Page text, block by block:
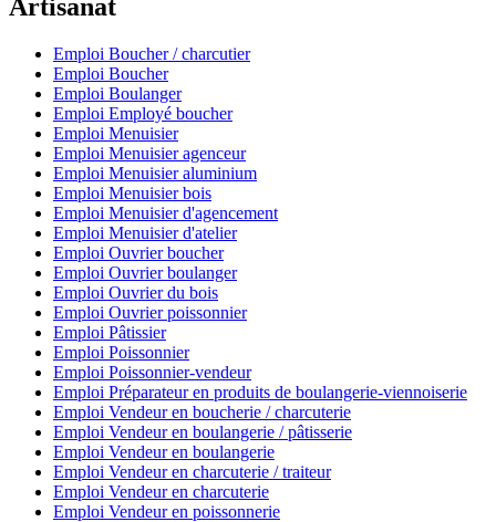
Artisanat
Emploi Boucher / charcutier
Emploi Boucher
Emploi Boulanger
Emploi Employé boucher
Emploi Menuisier
Emploi Menuisier agenceur
Emploi Menuisier aluminium
Emploi Menuisier bois
Emploi Menuisier d'agencement
Emploi Menuisier d'atelier
Emploi Ouvrier boucher
Emploi Ouvrier boulanger
Emploi Ouvrier du bois
Emploi Ouvrier poissonnier
Emploi Pâtissier
Emploi Poissonnier
Emploi Poissonnier-vendeur
Emploi Préparateur en produits de boulangerie-viennoiserie
Emploi Vendeur en boucherie / charcuterie
Emploi Vendeur en boulangerie / pâtisserie
Emploi Vendeur en boulangerie
Emploi Vendeur en charcuterie / traiteur
Emploi Vendeur en charcuterie
Emploi Vendeur en poissonnerie